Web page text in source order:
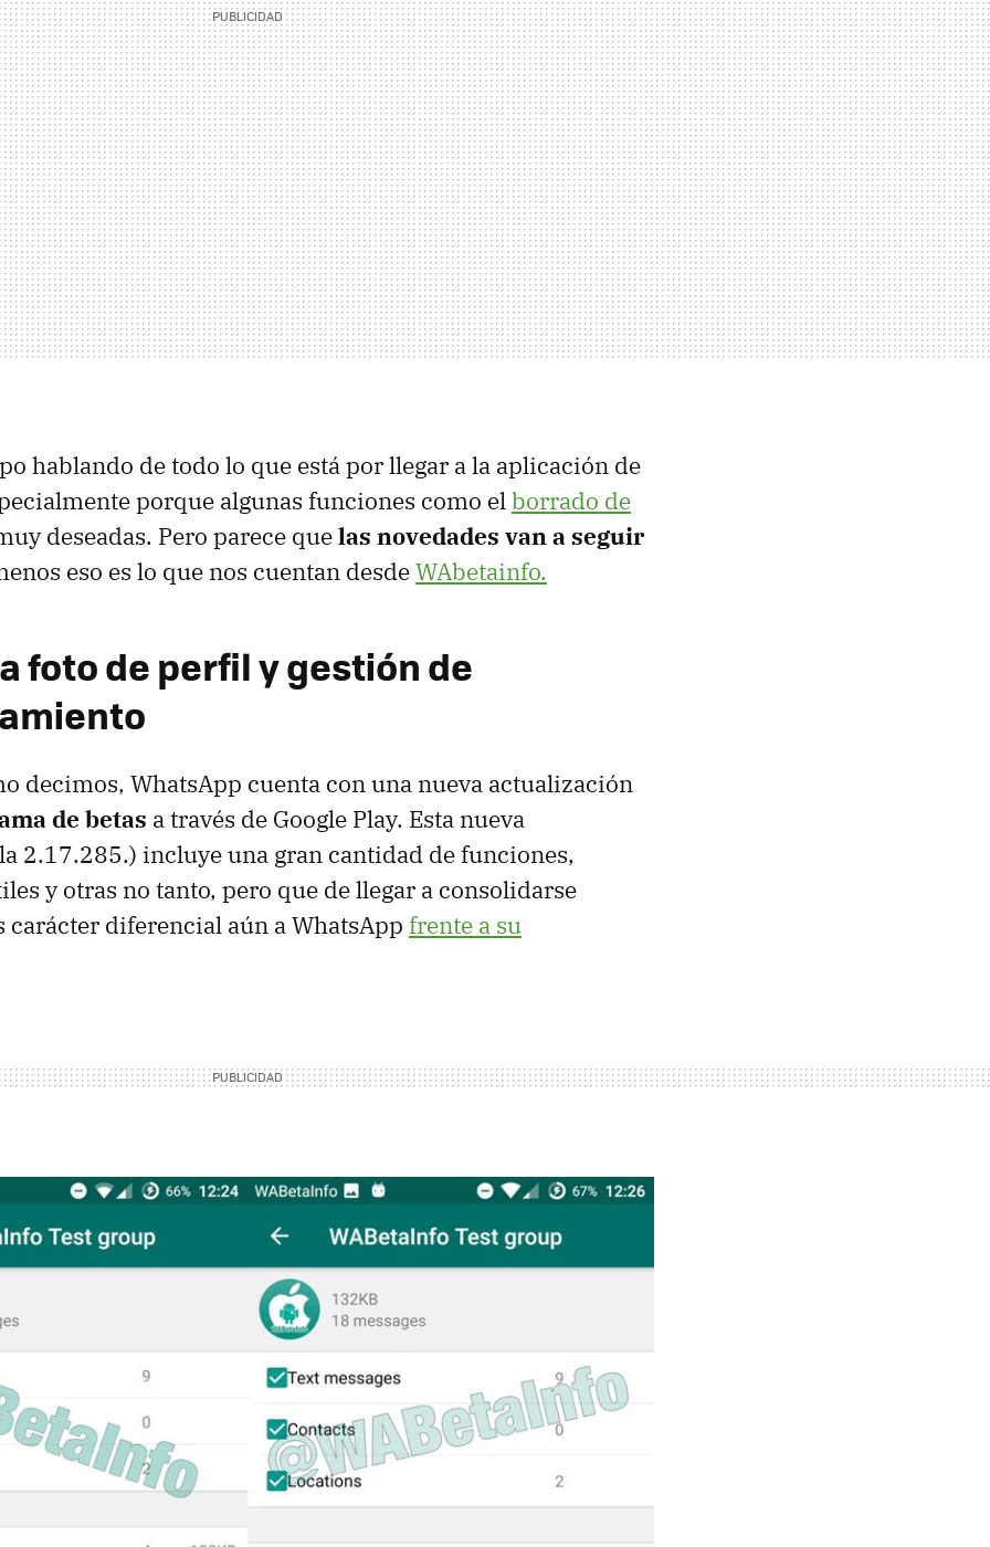
hablando de todo lo que está por llegar a la aplicación de
porque algunas funciones como elborrado de
deseadas. Pero parece quelas novedades van a seguir
eso es lo que nos cuentan desdeWAbetainfo.
foto de perfil y gestión de
decimos, WhatsApp cuenta con una nueva actualización
de betas a través de Google Play. Esta nueva
2.17.285.) incluye una gran cantidad de funciones,
y otras no tanto, pero que de llegar a consolidarse
carácter diferencial aún a WhatsApp frente a su